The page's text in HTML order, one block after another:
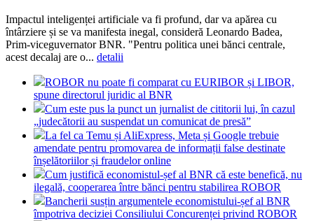
Impactul inteligenței artificiale va fi profund, dar va apărea cu
întârziere și se va manifesta inegal, consideră Leonardo Badea,
Prim-viceguvernator BNR. "Pentru politica unei bănci centrale,
acest decalaj are o... detalii
ROBOR nu poate fi comparat cu EURIBOR și LIBOR,
spune directorul juridic al BNR
Cum este pus la punct un jurnalist de cititorii lui, în cazul
„judecătorii au suspendat un comunicat de presă”
La fel ca Temu și AliExpress, Meta și Google trebuie
amendate pentru promovarea de informații false destinate
înșelătoriilor și fraudelor online
Cum justifică economistul-șef al BNR că este benefică, nu
ilegală, cooperarea între bănci pentru stabilirea ROBOR
Bancherii susțin argumentele economistului-șef al BNR
împotriva deciziei Consiliului Concurenței privind ROBOR